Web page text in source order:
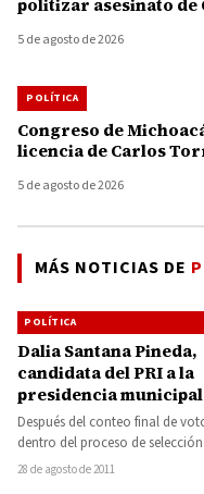
politizar asesinato de
5 de agosto de 2026
POLÍTICA
Congreso de
licencia de Carlos
5 de agosto de 2026
MÁS NOTICIAS DE
POLÍTICA
Dalia Santana Pineda,
candidata del PRI a la
presidencia
Huetamo
Después del conteo final de
dentro del proceso de
candidato a la presidencia
28 de agosto de 2011